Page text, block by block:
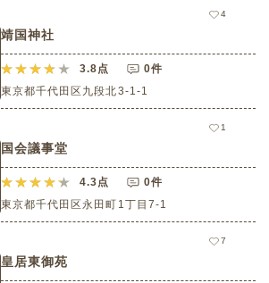
4
靖国神社
3.8点
0件
東京都千代田区九段北3-1-1
1
国会議事堂
4.3点
0件
東京都千代田区永田町1丁目7-1
7
皇居東御苑